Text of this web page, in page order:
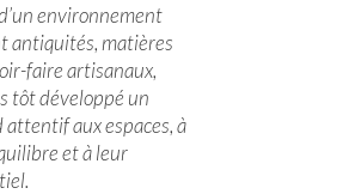
environnement
antiquités, matières
faire artisanaux,
tôt développé un
attentif aux espaces, à
et à leur